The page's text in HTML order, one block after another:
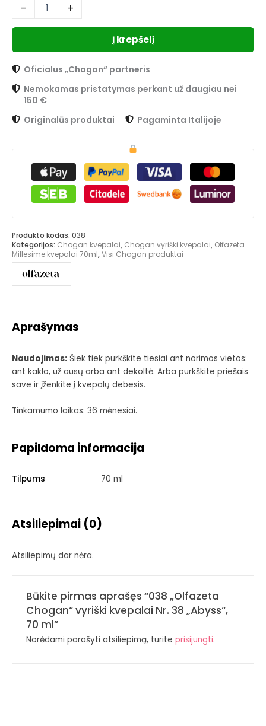
- +
Į krepšelį
Oficialus „Chogan“ partneris
Nemokamas pristatymas perkant už daugiau nei
150 €
Originalūs produktai
Pagaminta Italijoje
Produkto kodas: 038
Kategorijos: Chogan kvepalai, Chogan vyriški kvepalai, Olfazeta
Millesime kvepalai 70ml,Visi Chogan produktai
Aprašymas
Naudojimas: Šiek tiek purkškite tiesiai ant norimos vietos:
ant kaklo, už ausų arba ant dekoltė. Arba purkškite priešais
save ir įženkite į kvepalų debesis.
Tinkamumo laikas: 36 mėnesiai.
Papildoma informacija
Tilpums 70 ml
Atsiliepimai (0)
Atsiliepimų dar nėra.
Būkite pirmas aprašęs “038 „Olfazeta
Chogan“ vyriški kvepalai Nr. 38 „Abyss“,
70 ml”
Norėdami parašyti atsiliepimą, turite prisijungti.